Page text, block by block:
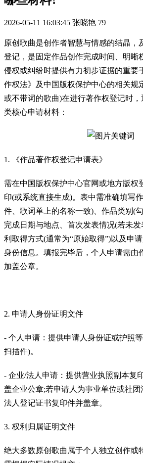
2026-05-11 16:03:45 张晓艳 79
原创歌曲是创作者智慧与情感的结晶，
登记，是固定作品创作完成时间、明晰
侵权或纠纷时提供有力初步证据的重要
作权法》及中国版权保护中心的相关规
或不带词的歌曲)在进行著作权登记时
类核心申请材料：
1. 《作品著作权登记申请表》
需在中国版权保护中心官网或地方版权
印(或系统直接生成)。表中需准确填写
件、歌词单上的名称一致)、作品类别(
完成日期与地点、首次发表情况(若未
利取得方式(通常为“原始取得”)以及申
身份信息。填报完毕后，个人申请需由
加盖公章。
2. 申请人身份证明文件
- 个人申请：提供申请人身份证或护照
扫描件)。
- 企业/法人申请：提供营业执照副本复
盖企业公章;若申请人为事业单位或社
法人登记证书复印件并盖章。
3. 权利归属证明文件
绝大多数原创歌曲属于个人独立创作或